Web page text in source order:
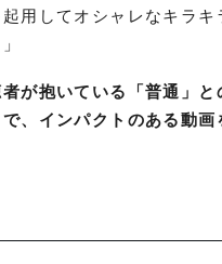
起用してオシャレなキラキ
が抱いている「普通」と
、インパクトのある動画